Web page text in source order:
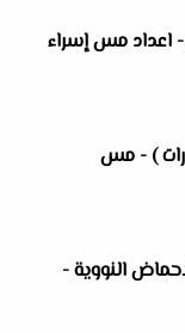
- اعداد مس إسراء
) - مس
النووية -